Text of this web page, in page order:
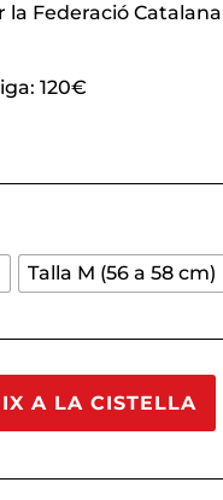
la Federació
120€
Talla M (56 a 58 cm)
A LA CISTELLA